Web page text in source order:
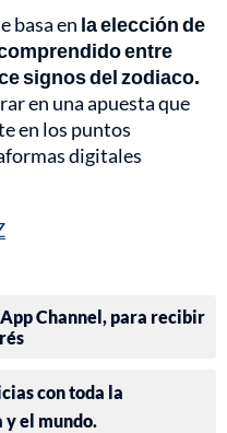
basa en la elección de
entre
signos del zodiaco.
en una apuesta que
en los puntos
digitales
Channel, para recibir
con toda la
el mundo.